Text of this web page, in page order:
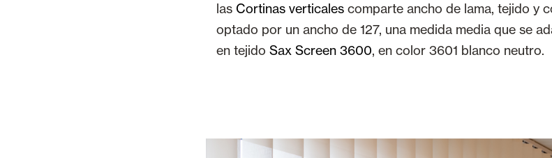
las Cortinas verticalescomparte ancho de lama, tejido y
optado por un ancho de 127, una medida media que se
en tejido Sax Screen 3600, en color 3601 blanco neutro.